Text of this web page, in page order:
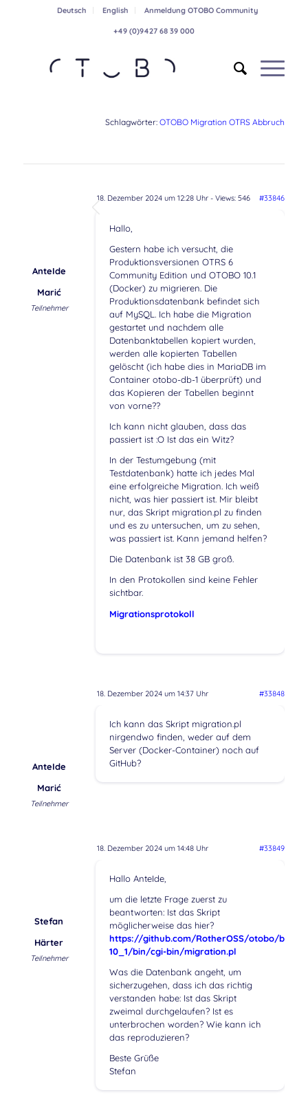
Deutsch English Anmeldung OTOBO Community
+49 (0)9427 68 39 000
Schlagwörter:OTOBO Migration OTRS Abbruch
18. Dezember 2024 um 12:28 Uhr- Views: 546 #33846
AnteIde
Marić
Teilnehmer
Hallo,
Gestern habe ich versucht, die
Produktionsversionen OTRS 6
Community Edition und OTOBO 10.1
(Docker) zu migrieren. Die
Produktionsdatenbank befindet sich
auf MySQL. Ich habe die Migration
gestartet und nachdem alle
Datenbanktabellen kopiert wurden,
werden alle kopierten Tabellen
gelöscht (ich habe dies in MariaDB im
Container otobo-db-1 überprüft) und
das Kopieren der Tabellen beginnt
von vorne??
Ich kann nicht glauben, dass das
passiert ist :O Ist das ein Witz?
In der Testumgebung (mit
Testdatenbank) hatte ich jedes Mal
eine erfolgreiche Migration. Ich weiß
nicht, was hier passiert ist. Mir bleibt
nur, das Skript migration.pl zu finden
und es zu untersuchen, um zu sehen,
was passiert ist. Kann jemand helfen?
Die Datenbank ist 38 GB groß.
In den Protokollen sind keine Fehler
sichtbar.
Migrationsprotokoll
18. Dezember 2024 um 14:37 Uhr #33848
AnteIde
Marić
Teilnehmer
Ich kann das Skript migration.pl
nirgendwo finden, weder auf dem
Server (Docker-Container) noch auf
GitHub?
18. Dezember 2024 um 14:48 Uhr #33849
Stefan
Härter
Teilnehmer
Hallo AnteIde,
um die letzte Frage zuerst zu
beantworten: Ist das Skript
möglicherweise das hier?
https://github.com/RotherOSS/otobo/blob/
10_1/bin/cgi-bin/migration.pl
Was die Datenbank angeht, um
sicherzugehen, dass ich das richtig
verstanden habe: Ist das Skript
zweimal durchgelaufen? Ist es
unterbrochen worden? Wie kann ich
das reproduzieren?
Beste Grüße
Stefan